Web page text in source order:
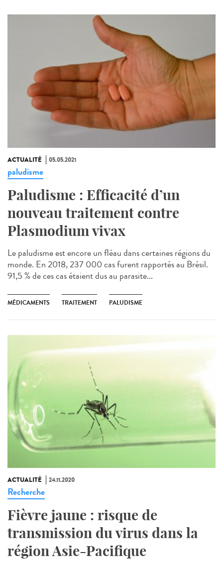
ACTUALITÉ 05.05.2021
paludisme
Paludisme : Efficacité d’un
nouveau traitement contre
Plasmodium vivax
Le paludisme est encore un fléau dans certaines régions du
monde. En 2018, 237 000 cas furent rapportés au Brésil.
91,5 % de ces cas étaient dus au parasite...
MÉDICAMENTS TRAITEMENT PALUDISME
ACTUALITÉ 24.11.2020
Recherche
Fièvre jaune : risque de
transmission du virus dans la
région Asie-Pacifique